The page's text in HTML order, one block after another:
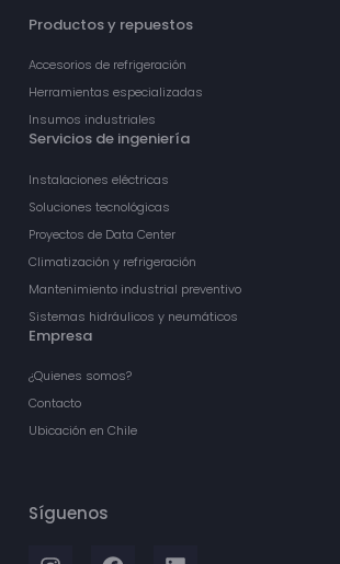
Productos y repuestos
Accesorios de refrigeración
Herramientas especializadas
Insumos industriales
Servicios de ingeniería
Instalaciones eléctricas
Soluciones tecnológicas
Proyectos de Data Center
Climatización y refrigeración
Mantenimiento industrial preventivo
Sistemas hidráulicos y neumáticos
Empresa
¿Quienes somos?
Contacto
Ubicación en Chile
Síguenos